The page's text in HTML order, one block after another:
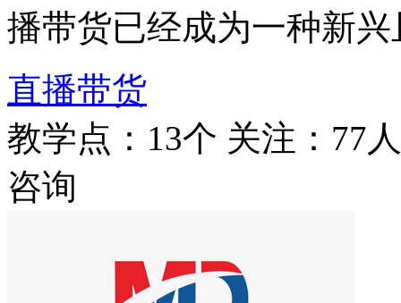
播带货已经成为一种新
直播带货
教学点：13个 关注：77人
咨询